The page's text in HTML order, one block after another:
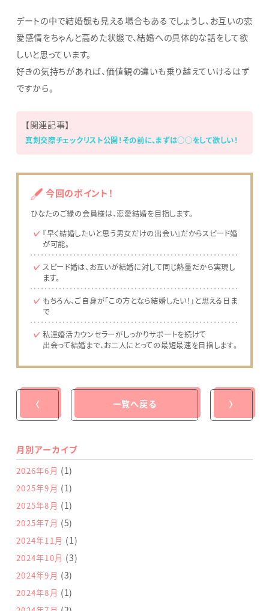
デートの中で結婚観も見える場合もあるでしょうし、お互いの恋
愛感情をちゃんと高めた状態で、結婚への具体的な話をして欲
しいと思っています。
好きの気持ちがあれば、価値観の違いも乗り越えていけるはず
ですから。
【関連記事】
真剣交際チェックリスト公開！その前に、まずは○○をして欲しい！
今回のポイント！
ひなたのご縁の会員様は、恋愛結婚を目指します。
『早く結婚したいと思う男女だけの出会い』だからスピード婚
が可能。
スピード婚は、お互いが結婚に対して同じ熱量だから実現し
ます。
もちろん、ご自身が「この方となら結婚したい！」と思える日ま
で
私達婚活カウンセラーがしっかりサポートを続けて
出会って結婚まで、お二人にとっての最短最速を目指します。
〈 一覧へ戻る 〉
月別アーカイブ
2026年6月 (1)
2025年9月 (1)
2025年8月 (1)
2025年7月 (5)
2024年11月 (1)
2024年10月 (3)
2024年9月 (3)
2024年8月 (1)